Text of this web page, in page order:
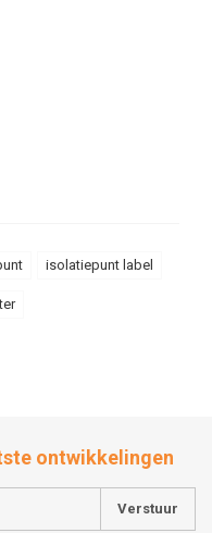
isolatiepunt label
ontwikkelingen
Verstuur